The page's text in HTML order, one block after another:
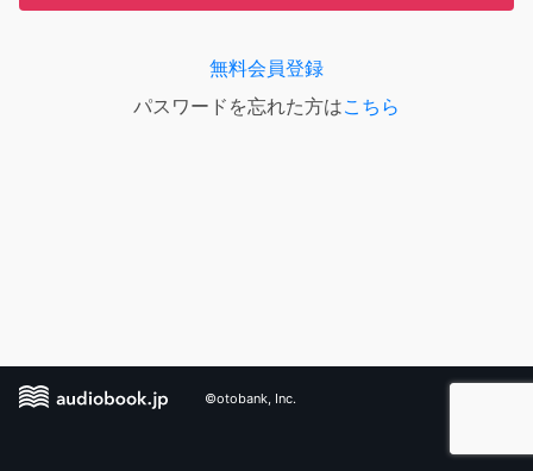
無料会員登録
パスワードを忘れた方はこちら
©otobank, Inc.